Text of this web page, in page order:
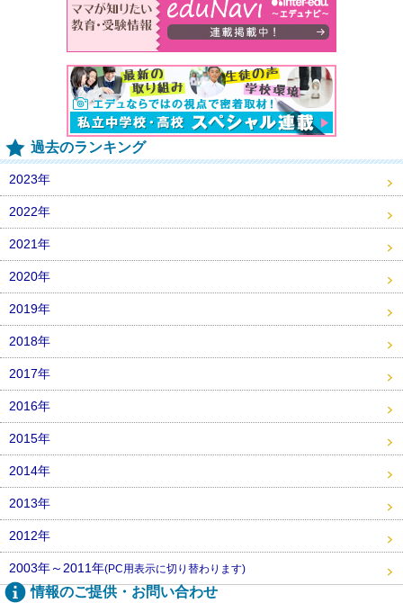
過去のランキング
2023年
2022年
2021年
2020年
2019年
2018年
2017年
2016年
2015年
2014年
2013年
2012年
2003年～2011年(PC用表示に切り替わります)
情報のご提供・お問い合わせ